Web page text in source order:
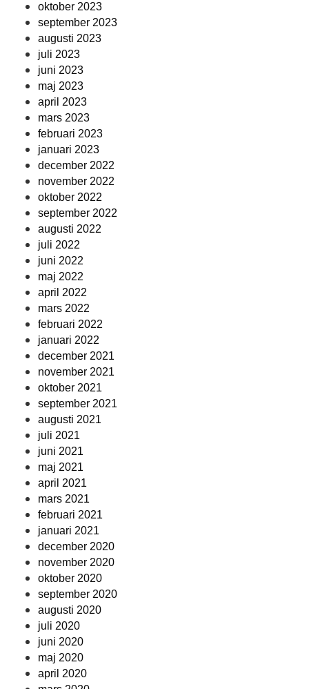
oktober 2023
september 2023
augusti 2023
juli 2023
juni 2023
maj 2023
april 2023
mars 2023
februari 2023
januari 2023
december 2022
november 2022
oktober 2022
september 2022
augusti 2022
juli 2022
juni 2022
maj 2022
april 2022
mars 2022
februari 2022
januari 2022
december 2021
november 2021
oktober 2021
september 2021
augusti 2021
juli 2021
juni 2021
maj 2021
april 2021
mars 2021
februari 2021
januari 2021
december 2020
november 2020
oktober 2020
september 2020
augusti 2020
juli 2020
juni 2020
maj 2020
april 2020